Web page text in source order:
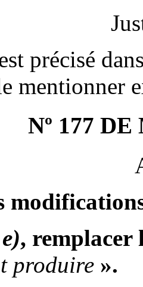
précisé
mentionner
Nº 177
e), remplacer
produire ».